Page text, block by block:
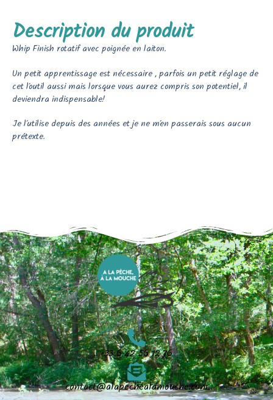
Description du produit
Whip Finish rotatif avec poignée en laiton.
Un petit apprentissage est nécessaire , parfois un petit réglage de
cet l’outil aussi mais lorsque vous aurez compris son potentiel, il
deviendra indispensable!
Je l’utilise depuis des années et je ne m’en passerais sous aucun
prétexte.
+33 6 42 56 12 76
contact@alapechealamouche.com